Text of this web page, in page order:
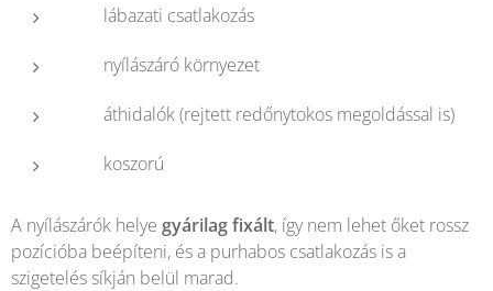
🟧 lábazati csatlakozás
🪟 nyílászáró környezet
🧱 áthidalók (rejtett redőnytokos megoldással is)
🏠 koszorú
A nyílászárók helye gyárilag fixált, így nem lehet őket rossz
pozícióba beépíteni, és a purhabos csatlakozás is a
szigetelés síkján belül marad.